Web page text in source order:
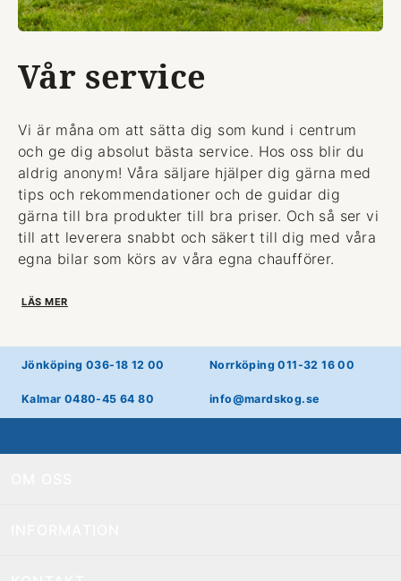
Vår service
Vi är måna om att sätta dig som kund i centrum
och ge dig absolut bästa service. Hos oss blir du
aldrig anonym! Våra säljare hjälper dig gärna med
tips och rekommendationer och de guidar dig
gärna till bra produkter till bra priser. Och så ser vi
till att leverera snabbt och säkert till dig med våra
egna bilar som körs av våra egna chaufförer.
LÄS MER
Jönköping 036-18 12 00 Norrköping 011-32 16 00
Kalmar 0480-45 64 80 info@mardskog.se